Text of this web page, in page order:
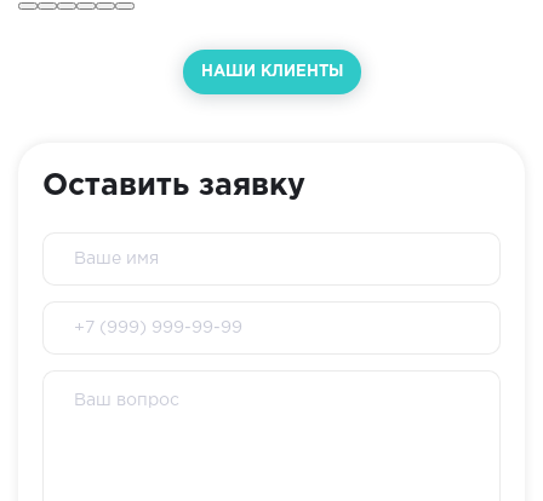
НАШИ КЛИЕНТЫ
Оставить заявку